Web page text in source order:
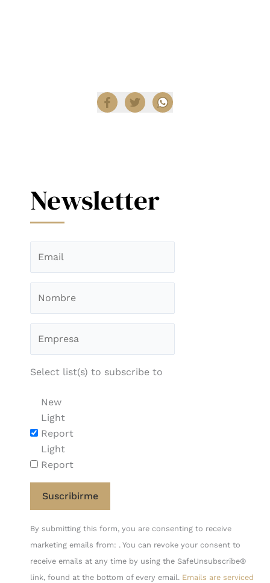
Newsletter
Select list(s) to subscribe to
New
Light
Report
Light
Report
Constant
Contact
Use.
Please
By submitting this form, you are consenting to receive
marketing emails from: . You can revoke your consent to
receive emails at any time by using the SafeUnsubscribe®
link, found at the bottom of every email. Emails are serviced